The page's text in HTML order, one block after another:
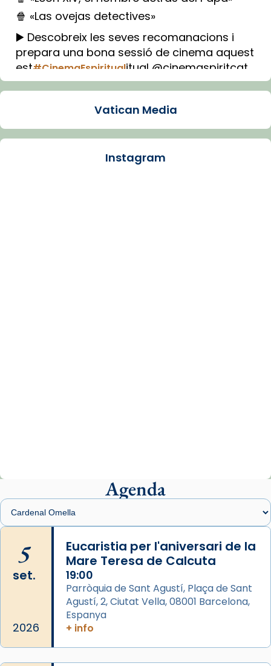
🍿 «Las ovejas detectives»
▶️ Descobreix les seves recomanacions i
prepara una bona sessió de cinema aquest
est#CinemaEspiritualitual @cinemaspiritcat
Imatge: Generada amb IA (OpenAI)
Arquebisbat de Barcelona
presidit aquest 27 de juliol la missa de Les
Santes de Mataró.
🔗
📸 J. Merino
Photo
View on Facebook ·
Arquebisbat de Barcelona
de Barcelona.
2 weeks ago
Vatican Media
Instagram
Agenda
5
set.
2026
Eucaristia per l'aniversari de la
Mare Teresa de Calcuta
19:00
Parròquia de Sant Agustí, Plaça de Sant
Agustí, 2, Ciutat Vella, 08001 Barcelona,
Espanya
+ info